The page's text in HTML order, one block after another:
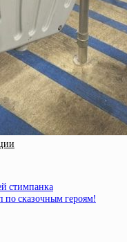
стимпанка
по сказочным героям!